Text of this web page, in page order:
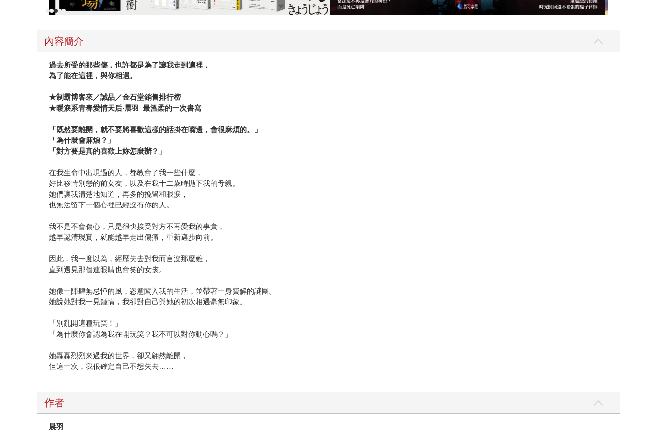
內容簡介
過去所受的那些傷，也許都是為了讓我走到這裡，
為了能在這裡，與你相遇。
★制霸博客來／誠品／金石堂銷售排行榜
★暖淚系青春愛情天后‧晨羽 最溫柔的一次書寫
「既然要離開，就不要將喜歡這樣的話掛在嘴邊，會很麻煩的。」
「為什麼會麻煩？」
「對方要是真的喜歡上妳怎麼辦？」
在我生命中出現過的人，都教會了我一些什麼，
好比移情別戀的前女友，以及在我十二歲時拋下我的母親。
她們讓我清楚地知道，再多的挽留和眼淚，
也無法留下一個心裡已經沒有你的人。
我不是不會傷心，只是很快接受對方不再愛我的事實，
越早認清現實，就能越早走出傷痛，重新邁步向前。
因此，我一度以為，經歷失去對我而言沒那麼難，
直到遇見那個連眼睛也會笑的女孩。
她像一陣肆無忌憚的風，恣意闖入我的生活，並帶著一身費解的謎團。
她說她對我一見鍾情，我卻對自己與她的初次相遇毫無印象。
「別亂開這種玩笑！」
「為什麼你會認為我在開玩笑？我不可以對你動心嗎？」
她轟轟烈烈來過我的世界，卻又翩然離開，
但這一次，我很確定自己不想失去……
作者
晨羽